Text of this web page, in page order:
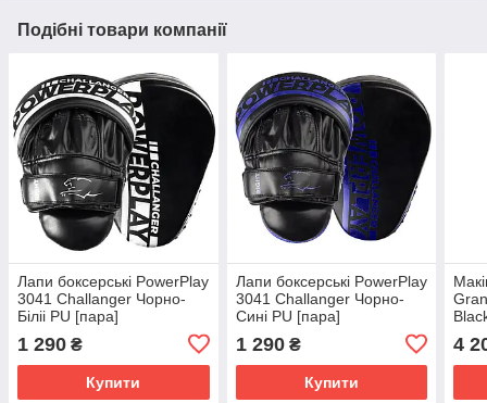
Подібні товари компанії
Лапи боксерські PowerPlay
3041 Challanger Чорно-
Біліі PU [пара]
1 290 ₴
Купити
Лапи боксерські PowerPlay
3041 Challanger Чорно-
Сині PU [пара]
1 290₴
Купити
4